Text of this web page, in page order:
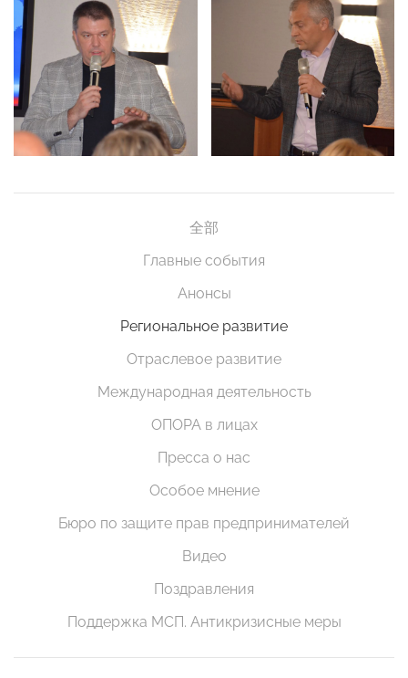
全部
Главные события
Анонсы
Региональное развитие
Отраслевое развитие
Международная деятельность
ОПОРА в лицах
Пресса о нас
Особое мнение
Бюро по защите прав предпринимателей
Видео
Поздравления
Поддержка МСП. Антикризисные меры